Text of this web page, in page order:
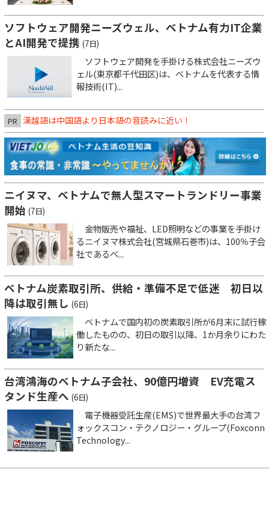
ソフトウェア開発ニーズウェル、ベトナム有力IT企業
とAI開発で提携 (7日)
ソフトウェア開発を手掛ける株式会社ニーズウ
ェル(東京都千代田区)は、ベトナムを代表する情
報技術(IT)...
PR 漢越語は中国語より日本語の音読みに近い！
ニイヌマ、ベトナムで無人型スマートランドリー事業
開始 (7日)
金物販売や福祉、LED照明などの事業を手掛け
るニイヌマ株式会社(宮城県石巻市)は、100％子会
社であるベ...
ベトナム炭素取引所、供給・準備不足で低迷 初日以
降は取引無し (6日)
ベトナムで国内初の炭素取引所が6月末に試行稼
働したものの、初日の取引以降、1か月余りにわた
り新たな...
台湾鴻海のベトナム子会社、90億円増資 EV充電ス
タンド生産へ (6日)
電子機器受託生産(EMS)で世界最大手の台湾フ
ォックスコン・テクノロジー・グループ(Foxconn
Technology...